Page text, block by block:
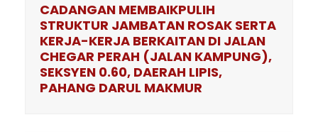
CADANGAN MEMBAIKPULIH
STRUKTUR JAMBATAN ROSAK SERTA
KERJA-KERJA BERKAITAN DI JALAN
CHEGAR PERAH (JALAN KAMPUNG),
SEKSYEN 0.60, DAERAH LIPIS,
PAHANG DARUL MAKMUR